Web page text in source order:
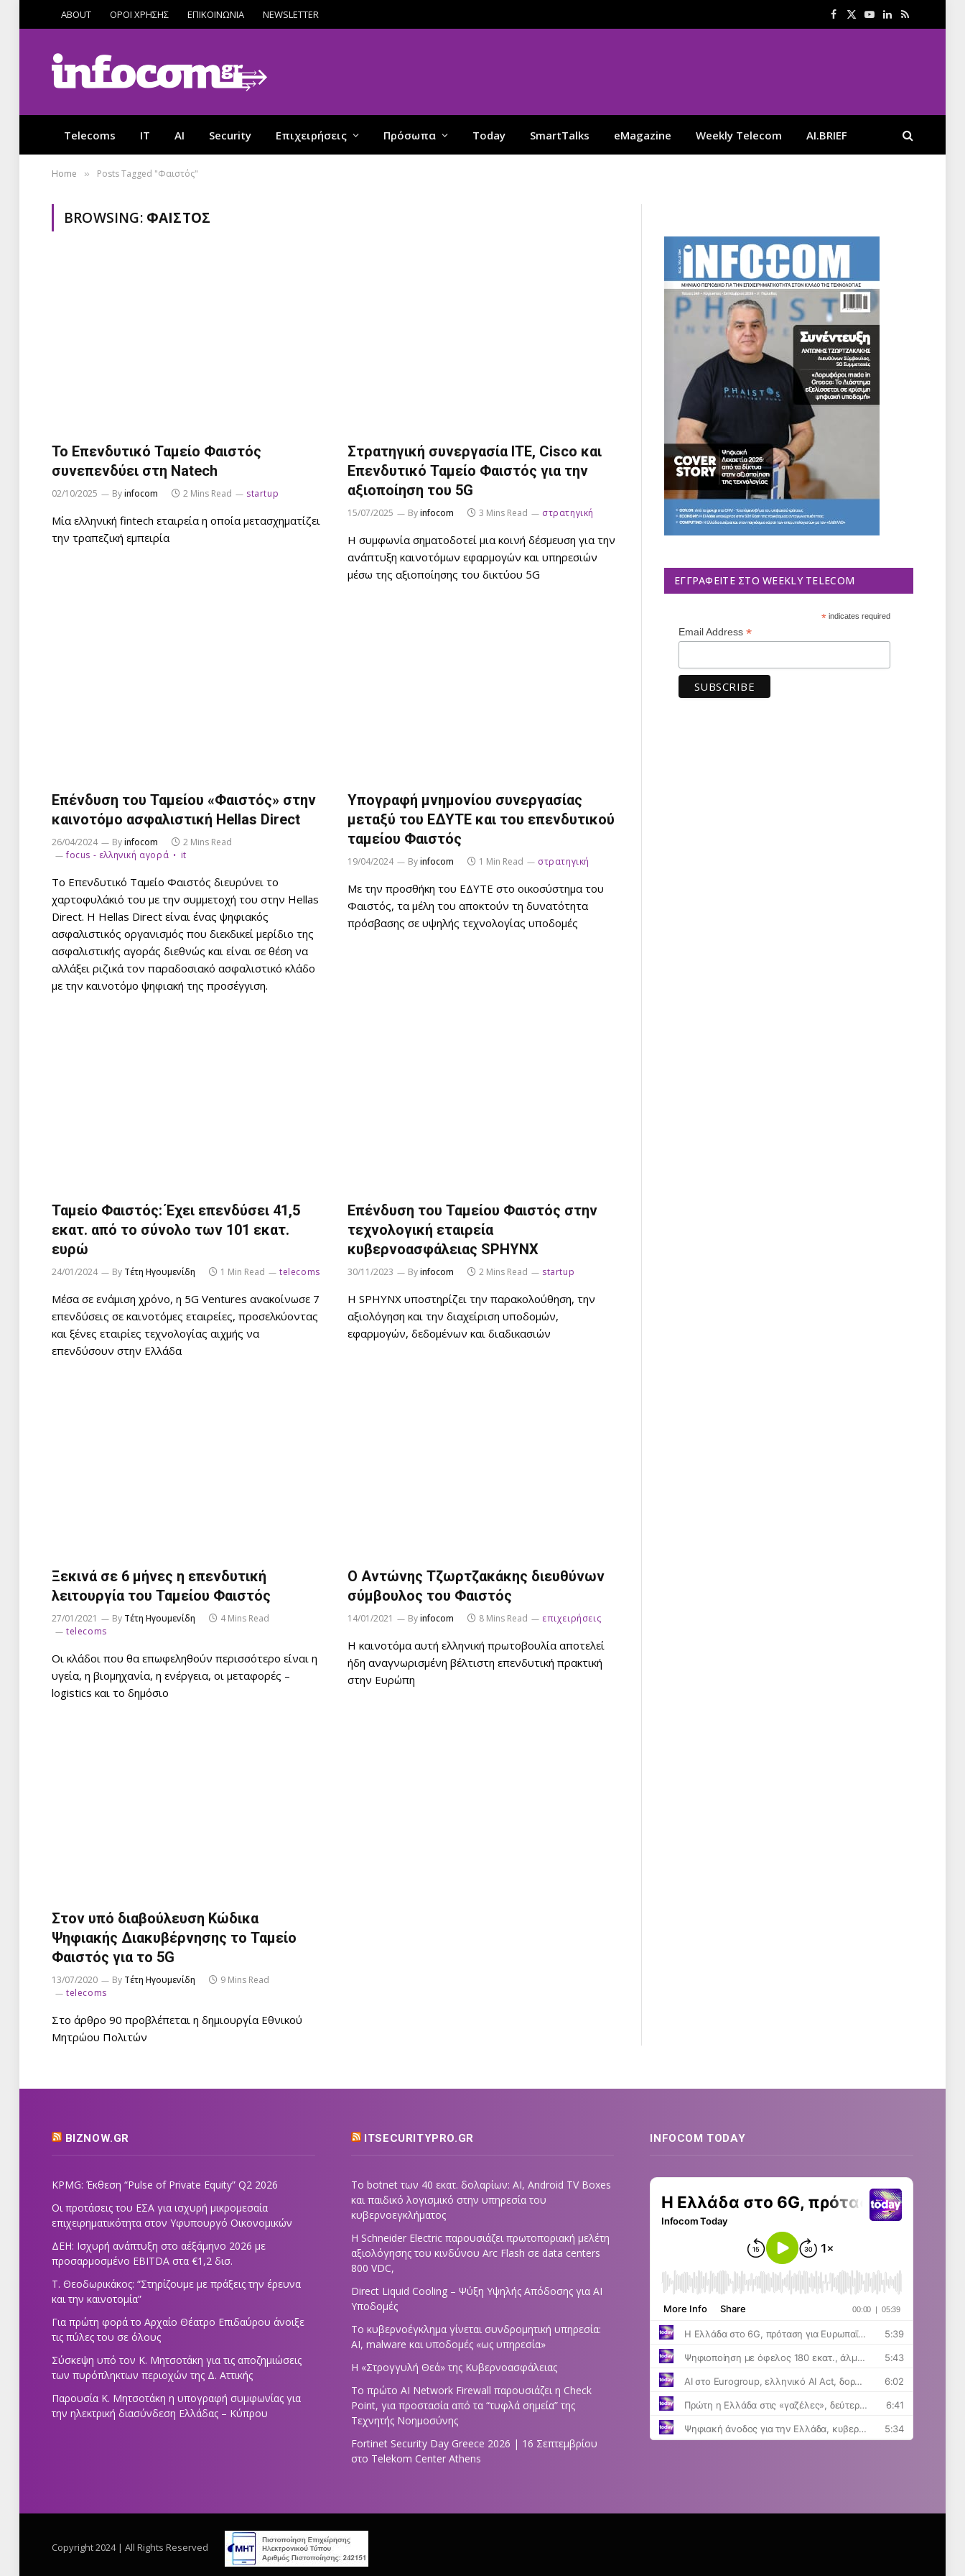
ABOUT ΟΡΟΙ ΧΡΗΣΗΣ ΕΠΙΚΟΙΝΩΝΙΑ NEWSLETTER Facebook
X
YouTube
LinkedIn
RSS
Telecoms IT AI Security Επιχειρήσεις Πρόσωπα Today SmartTalks eMagazine Weekly Telecom AI.BRIEF
Home » Posts Tagged "Φαιστός"
BROWSING: ΦΑΙΣΤΌΣ
Το Επενδυτικό Ταμείο Φαιστός
συνεπενδύει στη Natech
02/10/2025 Byinfocom 2 Mins Read startup
Μία ελληνική fintech εταιρεία η οποία μετασχηματίζει
την τραπεζική εμπειρία
Στρατηγική συνεργασία ΙΤΕ, Cisco και
Επενδυτικό Ταμείο Φαιστός για την
αξιοποίηση του 5G
15/07/2025 Byinfocom 3 Mins Read στρατηγική
Η συμφωνία σηματοδοτεί μια κοινή δέσμευση για την
ανάπτυξη καινοτόμων εφαρμογών και υπηρεσιών
μέσω της αξιοποίησης του δικτύου 5G
Επένδυση του Ταμείου «Φαιστός» στην
καινοτόμο ασφαλιστική Hellas Direct
26/04/2024 Byinfocom
2 Mins Read
focus - ελληνική αγορά
it
To Επενδυτικό Ταμείο Φαιστός διευρύνει το
χαρτοφυλάκιό του με την συμμετοχή του στην Hellas
Direct. Η Hellas Direct είναι ένας ψηφιακός
ασφαλιστικός οργανισμός που διεκδικεί μερίδιο της
ασφαλιστικής αγοράς διεθνώς και είναι σε θέση να
αλλάξει ριζικά τον παραδοσιακό ασφαλιστικό κλάδο
με την καινοτόμο ψηφιακή της προσέγγιση.
Υπογραφή μνημονίου συνεργασίας
μεταξύ του ΕΔΥΤΕ και του επενδυτικού
ταμείου Φαιστός
19/04/2024 Byinfocom 1 Min Read στρατηγική
Με την προσθήκη του ΕΔΥΤΕ στο οικοσύστημα του
Φαιστός, τα μέλη του αποκτούν τη δυνατότητα
πρόσβασης σε υψηλής τεχνολογίας υποδομές
Ταμείο Φαιστός: Έχει επενδύσει 41,5
εκατ. από το σύνολο των 101 εκατ.
ευρώ
24/01/2024 By Τέτη Ηγουμενίδη 1 Min Read telecoms
Μέσα σε ενάμιση χρόνο, η 5G Ventures ανακοίνωσε 7
επενδύσεις σε καινοτόμες εταιρείες, προσελκύοντας
και ξένες εταιρίες τεχνολογίας αιχμής να
επενδύσουν στην Ελλάδα
Επένδυση του Ταμείου Φαιστός στην
τεχνολογική εταιρεία
κυβερνοασφάλειας SPHYNX
30/11/2023 Byinfocom 2 Mins Read startup
Η SPHYNX υποστηρίζει την παρακολούθηση, την
αξιολόγηση και την διαχείριση υποδομών,
εφαρμογών, δεδομένων και διαδικασιών
Ξεκινά σε 6 μήνες η επενδυτική
λειτουργία του Ταμείου Φαιστός
27/01/2021 By Τέτη Ηγουμενίδη
4 Mins Read
telecoms
Οι κλάδοι που θα επωφεληθούν περισσότερο είναι η
υγεία, η βιομηχανία, η ενέργεια, οι μεταφορές –
logistics και το δημόσιο
Ο Αντώνης Τζωρτζακάκης διευθύνων
σύμβουλος του Φαιστός
14/01/2021 Byinfocom 8 Mins Read επιχειρήσεις
Η καινοτόμα αυτή ελληνική πρωτοβουλία αποτελεί
ήδη αναγνωρισμένη βέλτιστη επενδυτική πρακτική
στην Ευρώπη
Στον υπό διαβούλευση Κώδικα
Ψηφιακής Διακυβέρνησης το Ταμείο
Φαιστός για το 5G
13/07/2020 By Τέτη Ηγουμενίδη
9 Mins Read
telecoms
Στο άρθρο 90 προβλέπεται η δημιουργία Εθνικού
Μητρώου Πολιτών
ΕΓΓΡΑΦΕΊΤΕ ΣΤΟ WEEKLY TELECOM
*indicates required
Email Address *
BIZNOW.GR
KPMG: Έκθεση “Pulse of Private Equity” Q2 2026
Οι προτάσεις του ΕΣΑ για ισχυρή μικρομεσαία
επιχειρηματικότητα στον Υφυπουργό Οικονομικών
ΔΕΗ: Ισχυρή ανάπτυξη στο α΄εξάμηνο 2026 με
προσαρμοσμένο EBITDA στα €1,2 δισ.
Τ. Θεοδωρικάκος: “Στηρίζουμε με πράξεις την έρευνα
και την καινοτομία”
Για πρώτη φορά το Αρχαίο Θέατρο Επιδαύρου άνοιξε
τις πύλες του σε όλους
Σύσκεψη υπό τον Κ. Μητσοτάκη για τις αποζημιώσεις
των πυρόπληκτων περιοχών της Δ. Αττικής
Παρουσία Κ. Μητσοτάκη η υπογραφή συμφωνίας για
την ηλεκτρική διασύνδεση Ελλάδας – Κύπρου
ITSECURITYPRO.GR
Το botnet των 40 εκατ. δολαρίων: AI, Android TV Boxes
και παιδικό λογισμικό στην υπηρεσία του
κυβερνοεγκλήματος
Η Schneider Electric παρουσιάζει πρωτοποριακή μελέτη
αξιολόγησης του κινδύνου Arc Flash σε data centers
800 VDC,
Direct Liquid Cooling – Ψύξη Υψηλής Απόδοσης για AI
Υποδομές
Το κυβερνοέγκλημα γίνεται συνδρομητική υπηρεσία:
AI, malware και υποδομές «ως υπηρεσία»
Η «Στρογγυλή Θεά» της Κυβερνοασφάλειας
Tο πρώτο AI Network Firewall παρουσιάζει η Check
Point, για προστασία από τα “τυφλά σημεία” της
Τεχνητής Νοημοσύνης
Fortinet Security Day Greece 2026 | 16 Σεπτεμβρίου
στο Telekom Center Athens
INFOCOM TODAY
Copyright 2024 | All Rights Reserved